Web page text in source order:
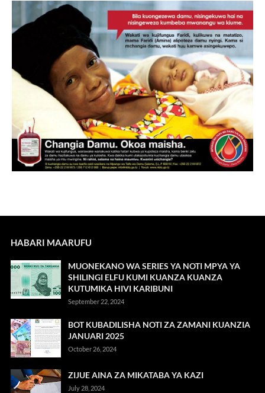
HABARI MAARUFU
MUONEKANO WA SERIES YA NOTI MPYA YA
SHILINGI ELFU KUMI KUANZA KUANZA
KUTUMIKA HIVI KARIBUNI
September 22, 2024
BOT KUBADILISHA NOTI ZA ZAMANI KUANZIA
JANUARI 2025
October 26, 2024
ZIJUE AINA ZA MIKATABA YA KAZI
July 28, 2024